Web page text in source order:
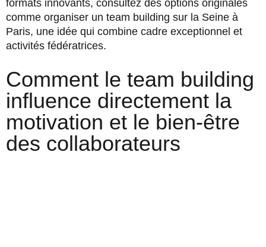
formats innovants, consultez des options originales
comme organiser un team building sur la Seine à
Paris, une idée qui combine cadre exceptionnel et
activités fédératrices.
Comment le team building
influence directement la
motivation et le bien-être
des collaborateurs